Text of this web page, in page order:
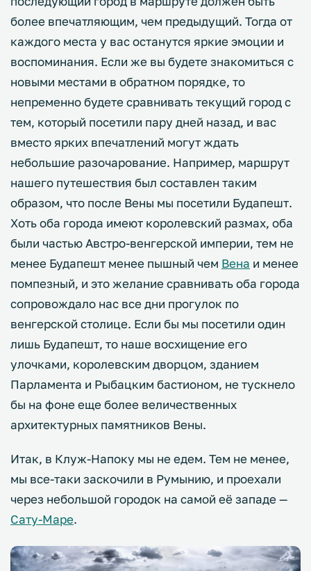
более впечатляющим, чем предыдущий. Тогда от
каждого места у вас останутся яркие эмоции и
воспоминания. Если же вы будете знакомиться с
новыми местами в обратном порядке, то
непременно будете сравнивать текущий город с
тем, который посетили пару дней назад, и вас
вместо ярких впечатлений могут ждать
небольшие разочарование. Например, маршрут
нашего путешествия был составлен таким
образом, что после Вены мы посетили Будапешт.
Хоть оба города имеют королевский размах, оба
были частью Австро-венгерской империи, тем не
менее Будапешт менее пышный чем Вена и менее
помпезный, и это желание сравнивать оба города
сопровождало нас все дни прогулок по
венгерской столице. Если бы мы посетили один
лишь Будапешт, то наше восхищение его
улочками, королевским дворцом, зданием
Парламента и Рыбацким бастионом, не тускнело
бы на фоне еще более величественных
архитектурных памятников Вены.
Итак, в Клуж-Напоку мы не едем. Тем не менее,
мы все-таки заскочили в Румынию, и проехали
через небольшой городок на самой её западе —
Сату-Маре.